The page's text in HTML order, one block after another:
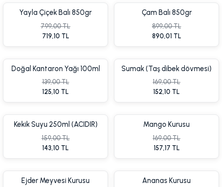
%5 İndirim %5
Yayla Çiçek Balı 850gr
799,00 TL
719,10 TL
Çam Balı 850gr
899,00 TL
890,01 TL
Doğal Kantaron Yağı 100ml
(Hypericum perforatum)
139,00 TL
125,10 TL
Sumak (Taş dibek dövmesi)
100gr
169,00 TL
152,10 TL
Kekik Suyu 250ml (ACIDIR)
159,00 TL
143,10 TL
Mango Kurusu
169,00 TL
157,17 TL
Ejder Meyvesi Kurusu Ananas Kurusu